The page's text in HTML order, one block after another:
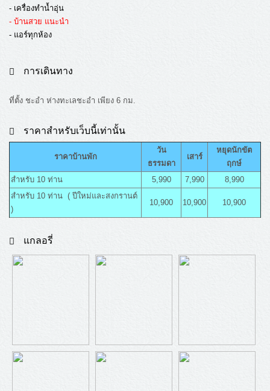
- เครื่องทำน้ำอุ่น
- บ้านสวย แนะนำ
- แอร์ทุกห้อง
การเดินทาง
ที่ตั้ง ชะอำ ห่างทะเลชะอำ เพียง 6 กม.
ราคาสำหรับเว็บนี้เท่านั้น
ราคาบ้านพัก
วัน
ธรรมดา
เสาร์
หยุดนักขัต
ฤกษ์
สำหรับ 10 ท่าน
5,990 7,990
8,990
สำหรับ 10 ท่าน ( ปีใหม่และสงกรานต์
)
10,900 10,900 10,900
แกลอรี่